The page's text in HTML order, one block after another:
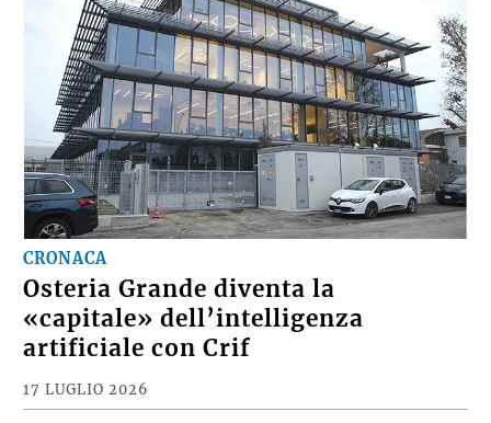
CRONACA
Osteria Grande diventa la
«capitale» dell’intelligenza
artificiale con Crif
17 LUGLIO 2026